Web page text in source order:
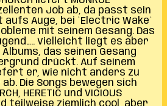
Job ab, da passt sein
aufs Auge, bei `Electric Wake`
mit seinem Gesang. Das
Vielleicht liegt es aber
das seinen Gesang
drückt. Auf seinem
er, wie nicht anders zu
Die Songs bewegen sich
HERETIC und VICIOUS
teilweise ziemlich cool, aber